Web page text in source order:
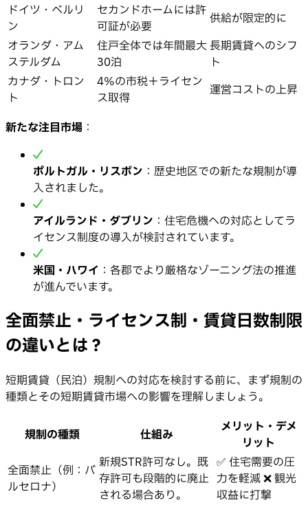
ドイツ・ベルリ
ン
セカンドホームには許
可証が必要
供給が限定的に
オランダ・アム
ステルダム
住戸全体では年間最大
30泊
長期賃貸へのシフ
ト
カナダ・トロン
ト
4%の市税＋ライセン
ス取得
運営コストの上昇
新たな注目市場 ：
ポルトガル・リスボン ：歴史地区での新たな規制が導
入されました。
アイルランド・ダブリン ：住宅危機への対応としてラ
イセンス制度の導入が検討されています。
米国・ハワイ ：各郡でより厳格なゾーニング法の推進
が進んでいます。
全面禁止・ライセンス制・賃貸日数制限
の違いとは？
短期賃貸（民泊）規制への対応を検討する前に、まず規制の
種類とその短期賃貸市場への影響を理解しましょう。
規制の種類 仕組み
メリット・デメ
リット
全面禁止（例：バ
ルセロナ）
新規STR許可なし。既
存許可も段階的に廃止
される場合あり。
✅ 住宅需要の圧
力を軽減 ❌ 観光
収益に打撃